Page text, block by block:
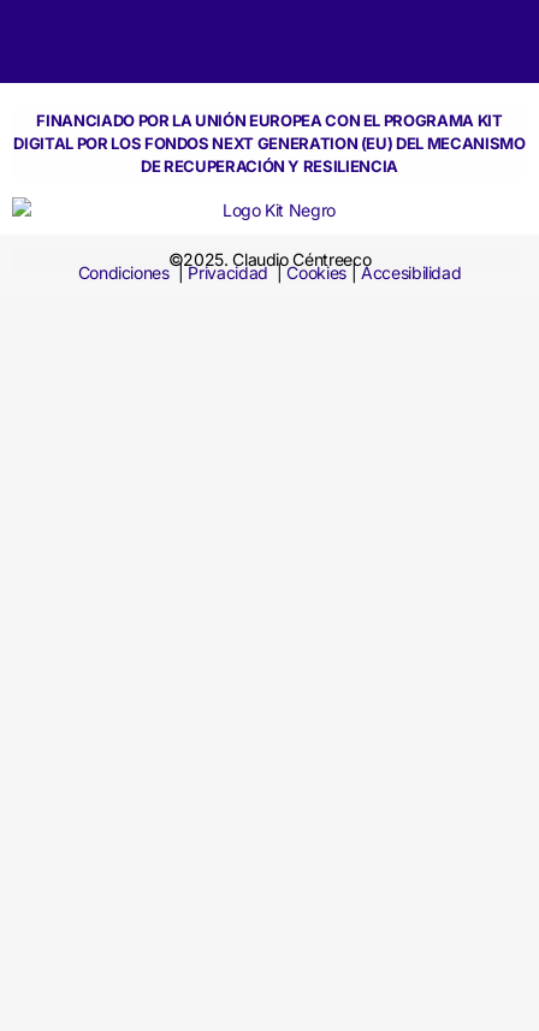
FINANCIADO POR LA UNIÓN EUROPEA CON EL PROGRAMA KIT
DIGITAL POR LOS FONDOS NEXT GENERATION (EU) DEL MECANISMO
DE RECUPERACIÓN Y RESILIENCIA
©2025. Claudio Céntreeco
Condiciones|Privacidad|Cookies|Accesibilidad